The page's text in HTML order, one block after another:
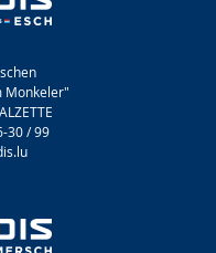
Monkeler"
30 / 99